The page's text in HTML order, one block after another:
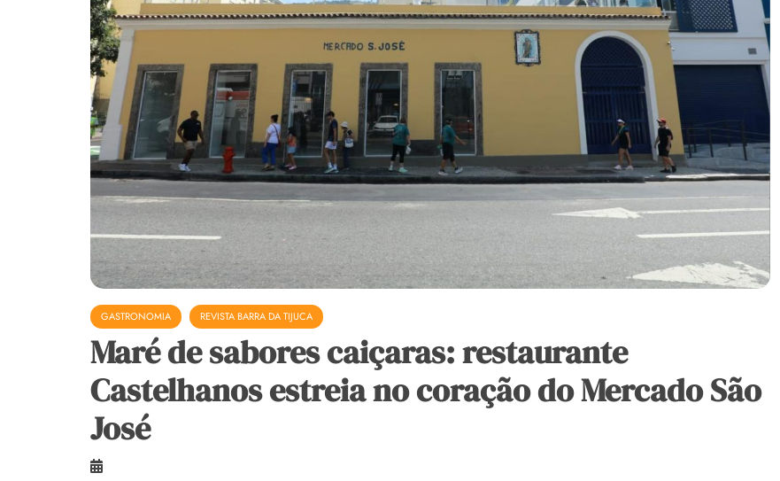
GASTRONOMIA REVISTA BARRA DA TIJUCA
Maré de sabores caiçaras: restaurante
Castelhanos estreia no coração do Mercado São
José